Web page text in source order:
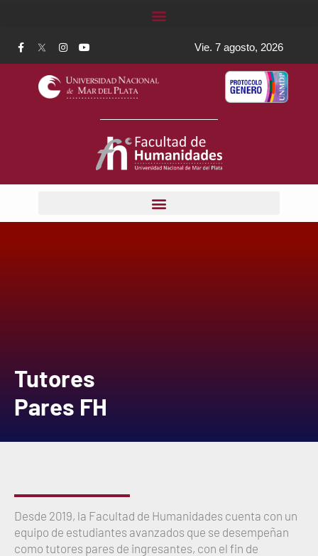
Vie. 7 agosto, 2026
Tutores
Pares FH
Desde 2019, la Facultad de Humanidades cuenta con un
equipo de estudiantes avanzados que se desempeñan
como tutores pares de ingresantes, con el fin de